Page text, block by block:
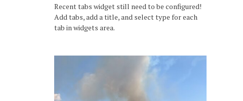
Recent tabs widget still need to be configured!
Add tabs, add a title, and select type for each
tab in widgets area.